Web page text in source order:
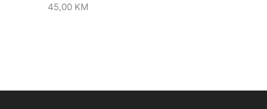
45,00 KM